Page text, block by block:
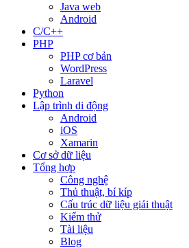
Java web
Android
C/C++
PHP
PHP cơ bản
WordPress
Laravel
Python
Lập trình di động
Android
iOS
Xamarin
Cơ sở dữ liệu
Tổng hợp
Công nghệ
Thủ thuật, bí kíp
Cấu trúc dữ liệu giải thuật
Kiểm thử
Tài liệu
Blog